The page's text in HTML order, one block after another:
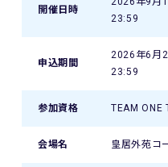
開催日時
23:59
申込期間
2026年6月
23:59
参加資格 TEAM ONE
会場名 皇居外苑コ